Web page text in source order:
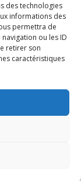
des technologies
informations des
permettra de
ou les ID
retirer son
caractéristiques